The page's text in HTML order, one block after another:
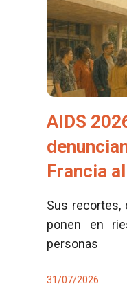
AIDS
Francia
Sus recortes,
ponen en
personas
31/07/2026